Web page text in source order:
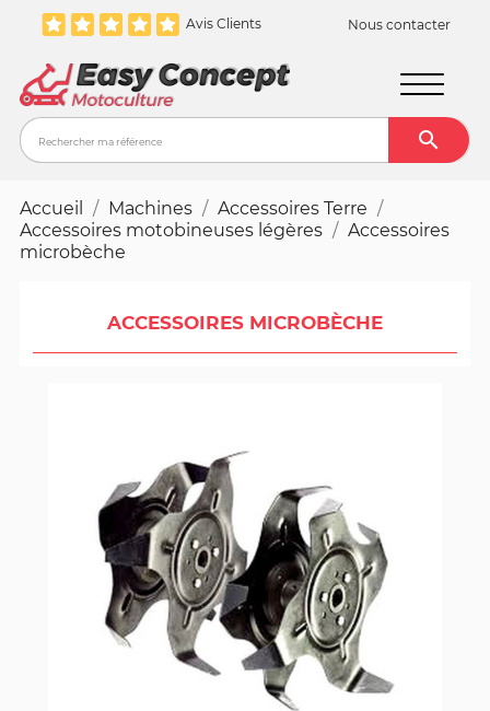
Avis Clients Nous contacter

Accueil Machines
Accessoires Terre
Accessoires motobineuses légères
Accessoires
microbèche
ACCESSOIRES MICROBÈCHE